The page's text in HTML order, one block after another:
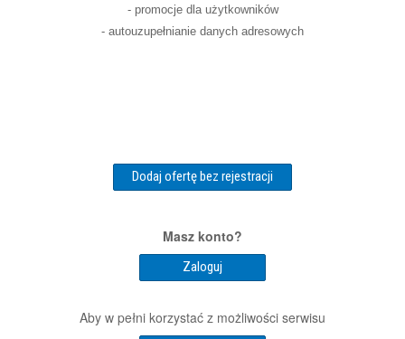
- promocje dla użytkowników
- autouzupełnianie danych adresowych
Dodaj ofertę bez rejestracji
Masz konto?
Zaloguj
Aby w pełni korzystać z możliwości serwisu